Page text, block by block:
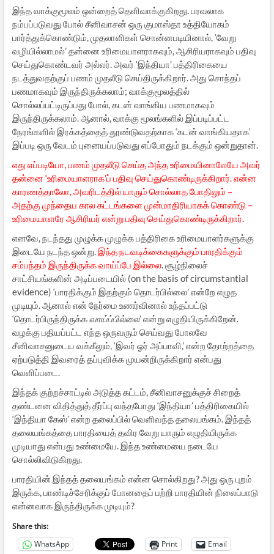
இந்த வாக்குமூலம் ஒன்றைத் தெளிவாக்குகிறது. பரவலாக
நம்பப்படுவது போல் சீனிவாசன் ஒரு குமாஸ்தா உத்தியோகம்
பார்த்துக்கொண்டும், முதலாளிகள் சொன்னபடியினால், ‘வேறு
வழியில்லாமல்’ தன்னை உரிமையாளராகவும், ஆசிரியராகவும் பதிவு
செய்துகொண்டவர் அல்லர். அவர் ‘இந்தியா’ பத்திரிகையை
நடத்துவதற்குப் பணம் முதலீடு செய்திருக்கிறார். அது சொந்தப்
பணமாகவும் இருந்திருக்கலாம்; வாக்குமூலத்தில்
சொல்லப்பட்டிருப்பது போல், கடன் வாங்கிய பணமாகவும்
இருந்திருக்கலாம். ஆனால், வாக்கு மூலங்களில் இப்படிப்பட்ட
நேரங்களில் இரக்கத்தைத் தூண்டுவதற்காக ‘கடன் வாங்கியதாக‘
இப்படி ஒரு வேடம் புனையப்படுவது எப்போதும் நடக்கும் ஒன்றுதான்.
எது எப்படியோ, பணம் முதலீடு செய்த அந்த உரிமையினாலேயே அவர்
தன்னை ‘உரிமையாளராக’ப் பதிவு செய்துகொண்டிருக்கிறார். என்ன
காரணத்தாலோ, அவரிடத்தில் யாரும் சொல்லாத போதிலும் –
அதற்கு முந்தைய கால கட்டங்களை முன்மாதிரியாகக் கொண்டு –
உரிமையாளரே ஆசிரியர் என்று பதிவு செய்துகொண்டிருக்கிறார்.
எனவே, நடந்தது முழுக்க முழுக்க பத்திரிகை உரிமையாளர்களுக்கு
இடையே நடந்த ஒன்று.இந்த நடவடிக்கைகளுக்கும் பாரதிக்கும்
சம்பந்தம் இருந்திருக்க வாய்ப்பே இல்லை. சூழ்நிலைச்
சாட்சியங்களின் அடிப்படையில் (on the basis of circumstantial
evidence) ‘பாரதிக்கும் இதற்கும் தொடர்பில்லை’ என்றே எழுத
முடியும். ஆனால் என் நேர்மை உணர்வினால் உந்தப்பட்டு
‘தொடர்பிருந்திருக்கவாய்ப்பில்லை’ என்று எழுதியிருக்கிறேன்.
வழக்கு பதியப்பட்ட எந்த ஒருவரும் செய்வது போலவே
சீனிவாசனுடைய வக்கீலும், ‘இவர் ஓர் அப்பாவி,’ என்ற தோற்றத்தை
ஏற்படுத்தி இவரைத் தப்புவிக்க முயன்றிருக்கிறார் என்பது
வெளிப்படை.
இந்தக் குற்றச்சாட்டில் அடுத்த கட்டம், சீனிவாசனுக்குச் சிறைத்
தண்டனை விதித்துத் தீர்ப்பு வந்தபோது ‘இந்தியா’ பத்திரிகையில்
‘இந்தியா கேஸ்’ என்ற தலைப்பில் வெளிவந்த தலையங்கம். இந்தத்
தலையங்கத்தை பாரதியைத் தவிர வேறு யாரும் எழுதியிருக்க
முடியாது என்பது உண்மையே. இந்த உண்மையை நடையே
சொல்லிவிடுகிறது.
பாரதியின் இந்தத் தலையங்கம் என்ன சொல்கிறது? அது ஒரு புறம்
இருக்க, பாண்டிச்சேரிக்குப் போனதைப் பற்றி பாரதியின் நிலைப்பாடு
என்னவாக இருந்திருக்க முடியும்?
Share this:
WhatsApp
Print Email